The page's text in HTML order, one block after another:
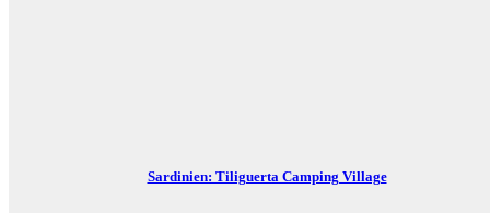
Sardinien: Tiliguerta Camping Village